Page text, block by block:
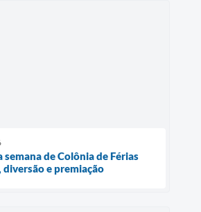
semana de Colônia de Férias
e premiação